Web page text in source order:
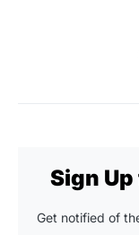
Sign
Get notified of